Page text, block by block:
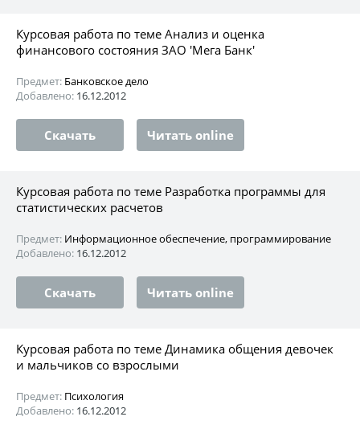
Курсовая работа по теме Анализ и оценка
финансового состояния ЗАО 'Мега Банк'
Предмет: Банковское дело
Добавлено: 16.12.2012
Скачать Читать online
Курсовая работа по теме Разработка программы для
статистических расчетов
Предмет: Информационное обеспечение, программирование
Добавлено: 16.12.2012
Скачать Читать online
Курсовая работа по теме Динамика общения девочек
и мальчиков со взрослыми
Предмет: Психология
Добавлено: 16.12.2012